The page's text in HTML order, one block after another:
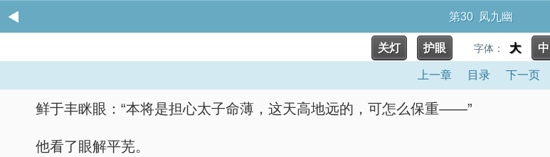
第30 凤九幽
关灯 护眼 字体： 大 中
上一章 目录 下一页
鲜于丰眯眼：“本将是担心太子命薄，这天高地远的，可怎么保重——”
他看了眼解平芜。